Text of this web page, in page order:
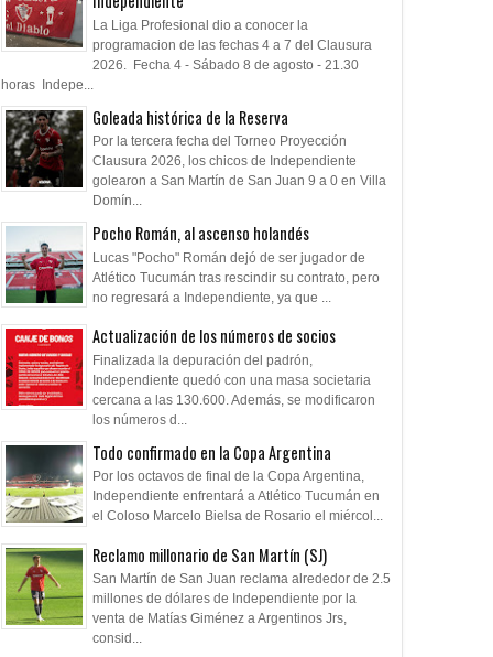
La Liga Profesional dio a conocer la
programacion de las fechas 4 a 7 del Clausura
2026. Fecha 4 - Sábado 8 de agosto - 21.30
horas Indepe...
Goleada histórica de la Reserva
Por la tercera fecha del Torneo Proyección
Clausura 2026, los chicos de Independiente
golearon a San Martín de San Juan 9 a 0 en Villa
Domín...
Pocho Román, al ascenso holandés
Lucas "Pocho" Román dejó de ser jugador de
Atlético Tucumán tras rescindir su contrato, pero
no regresará a Independiente, ya que ...
Actualización de los números de socios
Finalizada la depuración del padrón,
Independiente quedó con una masa societaria
cercana a las 130.600. Además, se modificaron
los números d...
Todo confirmado en la Copa Argentina
Por los octavos de final de la Copa Argentina,
Independiente enfrentará a Atlético Tucumán en
el Coloso Marcelo Bielsa de Rosario el miércol...
Reclamo millonario de San Martín (SJ)
San Martín de San Juan reclama alrededor de 2.5
millones de dólares de Independiente por la
venta de Matías Giménez a Argentinos Jrs,
consid...